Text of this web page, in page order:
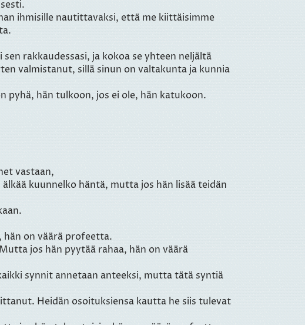
ihmisille nautittavaksi, että me kiittäisimme
rakkaudessasi, ja kokoa se yhteen neljältä
valmistanut, sillä sinun on valtakunta ja kunnia
pyhä, hän tulkoon, jos ei ole, hän katukoon.
vastaan,
kuunnelko häntä, mutta jos hän lisää teidän
hän on väärä profeetta.
jos hän pyytää rahaa, hän on väärä
synnit annetaan anteeksi, mutta tätä syntiä
Heidän osoituksiensa kautta he siis tulevat